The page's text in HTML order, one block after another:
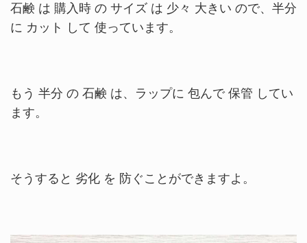
石鹸 は 購入時 の サイズ は 少々 大きい ので、半分
に カット して 使っています。
もう 半分 の 石鹸 は、ラップに 包んで 保管 してい
ます。
そうすると 劣化 を 防ぐことができますよ。